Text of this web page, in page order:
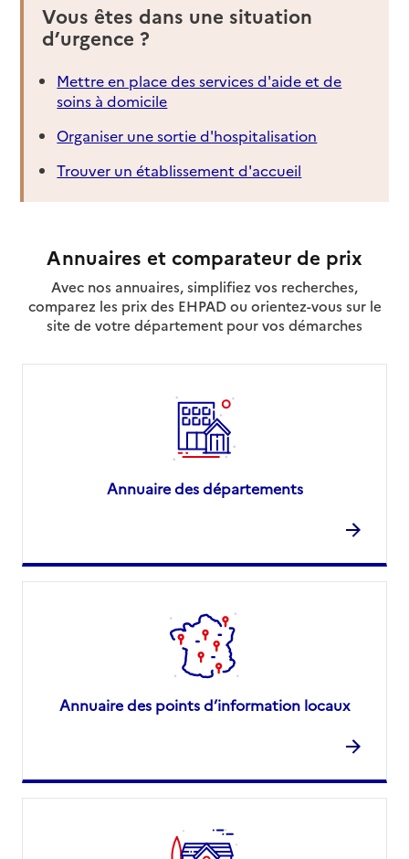
Vous êtes dans une situation
d’urgence ?
Mettre en place des services d'aide et de
soins à domicile
Organiser une sortie d'hospitalisation
Trouver un établissement d'accueil
Annuaires et comparateur de prix
Avec nos annuaires, simplifiez vos recherches,
comparez les prix des EHPAD ou orientez-vous sur le
site de votre département pour vos démarches
Annuaire des départements
Annuaire des points d’information locaux